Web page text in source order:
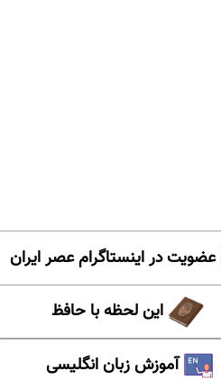
عضویت در اینستاگرام عصر ایران
این لحظه با حافظ
آموزش زبان انگلیسی